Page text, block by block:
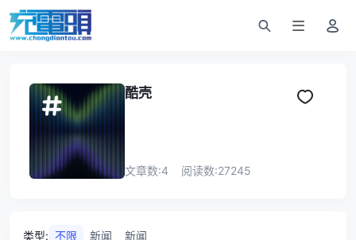
酷壳
文章数:4 阅读数:27245
类型: 不限 新闻
新闻